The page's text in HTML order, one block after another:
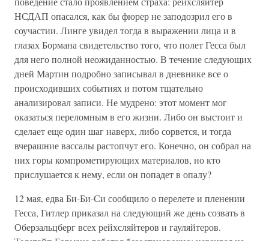
НСДАП опасался, как бы фюрер не заподозрил его в
соучастии. Линге увидел тогда в выражении лица и в
глазах Бормана свидетельство того, что полет Гесса был
для него полной неожиданностью. В течение следующих
дней Мартин подробно записывал в дневнике все о
происходивших событиях и потом тщательно
анализировал записи. Не мудрено: этот момент мог
оказаться переломным в его жизни. Либо он выстоит и
сделает еще один шаг наверх, либо сорвется, и тогда
вчерашние вассалы растопчут его. Конечно, он собрал на
них горы компрометирующих материалов, но кто
прислушается к нему, если он попадет в опалу?
12 мая, едва Би-Би-Си сообщило о перелете и пленении
Гесса, Гитлер приказал на следующий же день созвать в
Оберзальцберг всех рейхсляйтеров и гауляйтеров.